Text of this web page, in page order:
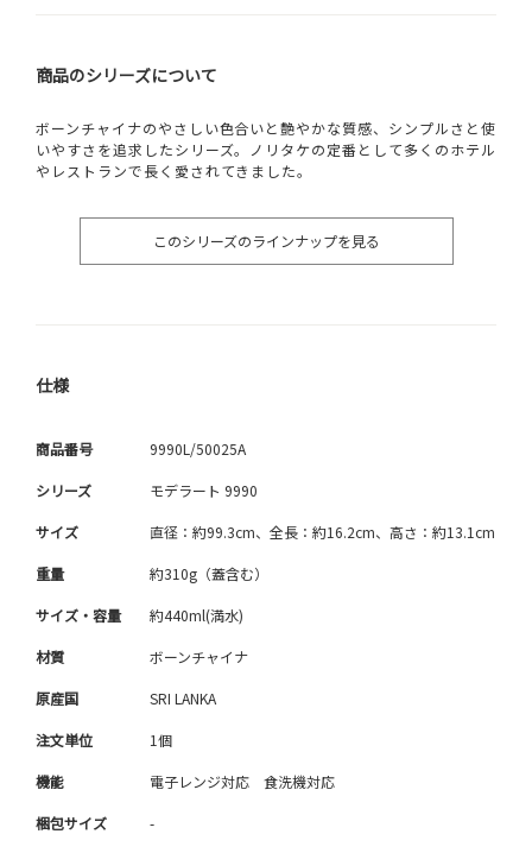
商品のシリーズについて
ボーンチャイナのやさしい色合いと艶やかな質感、シンプルさと使
いやすさを追求したシリーズ。ノリタケの定番として多くのホテル
やレストランで長く愛されてきました。
このシリーズのラインナップを見る
仕様
商品番号 9990L/50025A
シリーズ モデラート 9990
サイズ 直径：約99.3cm、全長：約16.2cm、高さ：約13.1cm
重量 約310g（蓋含む）
サイズ・容量 約440ml(満水)
材質 ボーンチャイナ
原産国 SRI LANKA
注文単位 1個
機能 電子レンジ対応 食洗機対応
梱包サイズ -